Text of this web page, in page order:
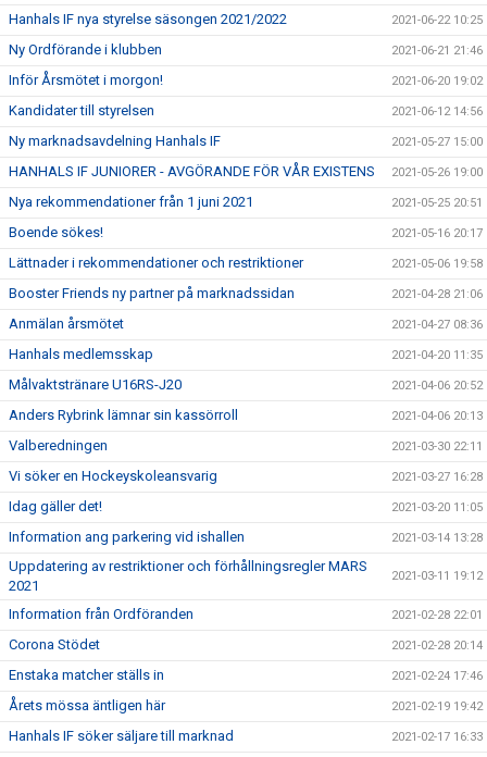
Hanhals IF nya styrelse säsongen 2021/2022 2021-06-22 10:25
Ny Ordförande i klubben 2021-06-21 21:46
Inför Årsmötet i morgon! 2021-06-20 19:02
Kandidater till styrelsen 2021-06-12 14:56
Ny marknadsavdelning Hanhals IF 2021-05-27 15:00
HANHALS IF JUNIORER - AVGÖRANDE FÖR VÅR EXISTENS 2021-05-26 19:00
Nya rekommendationer från 1 juni 2021 2021-05-25 20:51
Boende sökes! 2021-05-16 20:17
Lättnader i rekommendationer och restriktioner 2021-05-06 19:58
Booster Friends ny partner på marknadssidan 2021-04-28 21:06
Anmälan årsmötet 2021-04-27 08:36
Hanhals medlemsskap 2021-04-20 11:35
Målvaktstränare U16RS-J20 2021-04-06 20:52
Anders Rybrink lämnar sin kassörroll 2021-04-06 20:13
Valberedningen 2021-03-30 22:11
Vi söker en Hockeyskoleansvarig 2021-03-27 16:28
Idag gäller det! 2021-03-20 11:05
Information ang parkering vid ishallen 2021-03-14 13:28
Uppdatering av restriktioner och förhållningsregler MARS
2021
2021-03-11 19:12
Information från Ordföranden 2021-02-28 22:01
Corona Stödet 2021-02-28 20:14
Enstaka matcher ställs in 2021-02-24 17:46
Årets mössa äntligen här 2021-02-19 19:42
Hanhals IF söker säljare till marknad 2021-02-17 16:33